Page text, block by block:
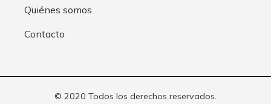
Quiénes somos
Contacto
© 2020 Todos los derechos reservados.